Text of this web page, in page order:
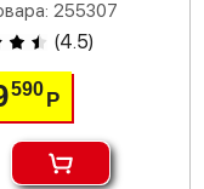
255307
(4.5)
590 Р